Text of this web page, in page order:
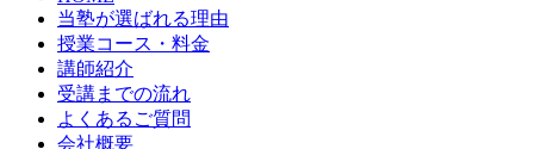
当塾が選ばれる理由
授業コース・料金
講師紹介
受講までの流れ
よくあるご質問
会社概要